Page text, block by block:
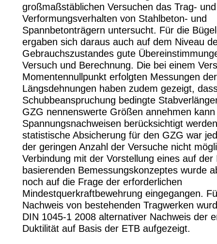
großmaßstäblichen Versuchen das Trag- und
Verformungsverhalten von Stahlbeton- und
Spannbetonträgern untersucht. Für die
ergaben sich daraus auch auf dem Niveau
Gebrauchszustandes gute
Versuch und Berechnung. Die bei einem
Momentennullpunkt erfolgten Messungen der
Längsdehnungen haben zudem gezeigt,
Schubbeanspruchung bedingte
GZG nennenswerte Größen annehmen
Spannungsnachweisen berücksichtigt
statistische Absicherung für den GZG war
der geringen Anzahl der Versuche nicht
Verbindung mit der Vorstellung eines auf der
basierenden Bemessungskonzeptes wurde
noch auf die Frage der erforderlichen
Mindestquerkraftbewehrung eingegangen.
Nachweis von bestehenden Tragwerken
DIN 1045-1 2008 alternativer Nachweis der
Duktilität auf Basis der ETB aufgezeigt.